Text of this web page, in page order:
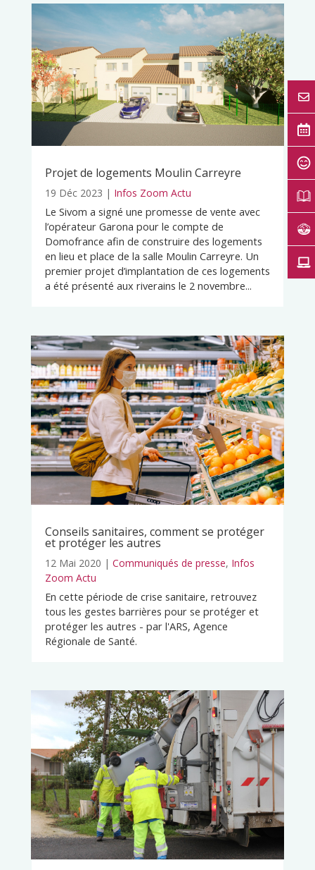
Projet de logements Moulin Carreyre
19 Déc 2023 | Infos Zoom Actu
Le Sivom a signé une promesse de vente avec
l’opérateur Garona pour le compte de
Domofrance afin de construire des logements
en lieu et place de la salle Moulin Carreyre. Un
premier projet d’implantation de ces logements
a été présenté aux riverains le 2 novembre...
Conseils sanitaires, comment se protéger
et protéger les autres
12 Mai 2020 | Communiqués de presse, Infos
Zoom Actu
En cette période de crise sanitaire, retrouvez
tous les gestes barrières pour se protéger et
protéger les autres - par l'ARS, Agence
Régionale de Santé.